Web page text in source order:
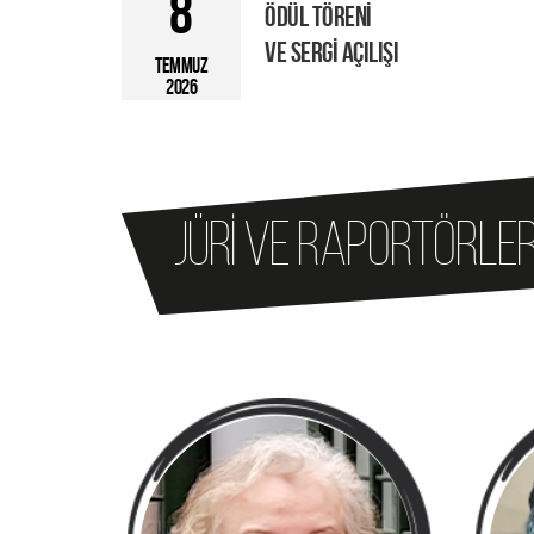
TEMMUZ
2026
ÖDÜL TÖRENİ
VE SERGİ AÇILIŞI
JÜRİ VE